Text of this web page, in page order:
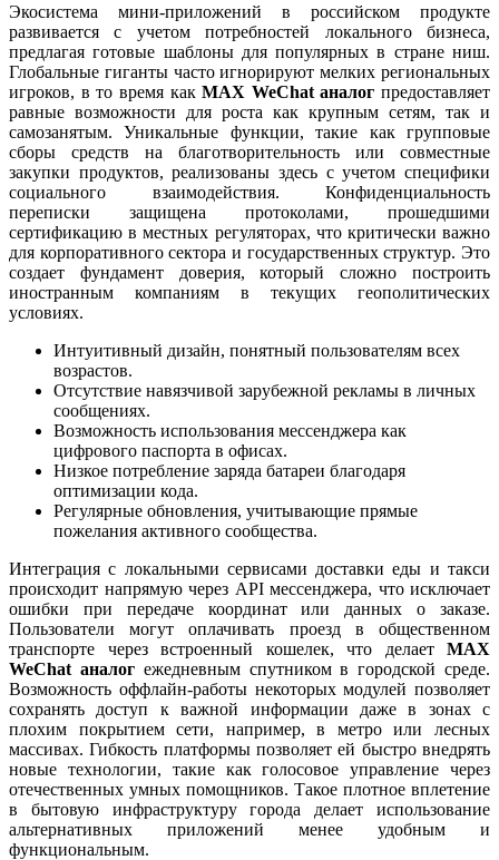
Экосистема мини-приложений в российском продукте
развивается с учетом потребностей локального бизнеса,
предлагая готовые шаблоны для популярных в стране ниш.
Глобальные гиганты часто игнорируют мелких региональных
игроков, в то время какMAX WeChat аналог предоставляет
равные возможности для роста как крупным сетям, так и
самозанятым. Уникальные функции, такие как групповые
сборы средств на благотворительность или совместные
закупки продуктов, реализованы здесь с учетом специфики
социального взаимодействия. Конфиденциальность
переписки защищена протоколами, прошедшими
сертификацию в местных регуляторах, что критически важно
для корпоративного сектора и государственных структур. Это
создает фундамент доверия, который сложно построить
иностранным компаниям в текущих геополитических
условиях.
Интуитивный дизайн, понятный пользователям всех
возрастов.
Отсутствие навязчивой зарубежной рекламы в личных
сообщениях.
Возможность использования мессенджера как
цифрового паспорта в офисах.
Низкое потребление заряда батареи благодаря
оптимизации кода.
Регулярные обновления, учитывающие прямые
пожелания активного сообщества.
Интеграция с локальными сервисами доставки еды и такси
происходит напрямую через API мессенджера, что исключает
ошибки при передаче координат или данных о заказе.
Пользователи могут оплачивать проезд в общественном
транспорте через встроенный кошелек, что делает MAX
WeChat аналогежедневным спутником в городской среде.
Возможность оффлайн-работы некоторых модулей позволяет
сохранять доступ к важной информации даже в зонах с
плохим покрытием сети, например, в метро или лесных
массивах. Гибкость платформы позволяет ей быстро внедрять
новые технологии, такие как голосовое управление через
отечественных умных помощников. Такое плотное вплетение
в бытовую инфраструктуру города делает использование
альтернативных приложений менее удобным и
функциональным.